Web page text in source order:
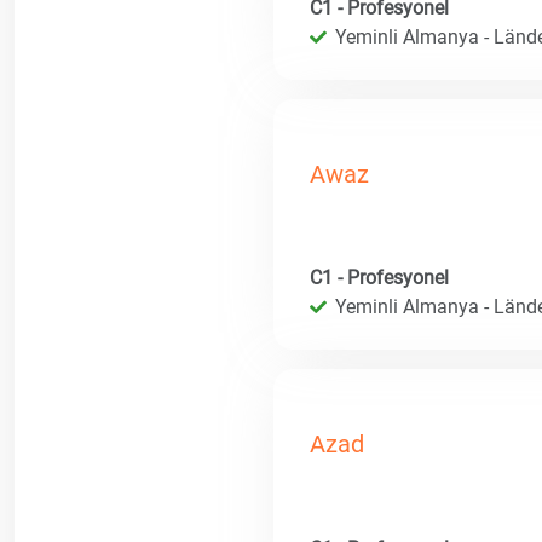
C1 - Profesyonel
Yeminli Almanya -
Awaz
C1 - Profesyonel
Yeminli Almanya -
Azad